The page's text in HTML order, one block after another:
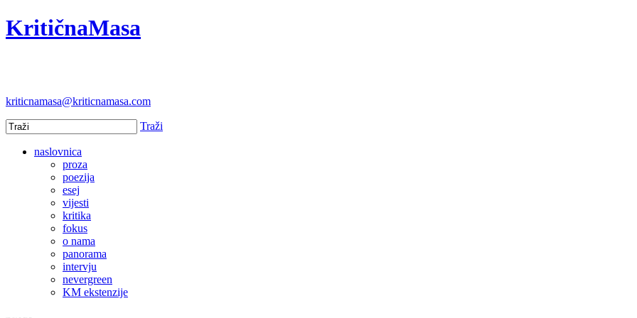
KritičnaMasa
kriticnamasa@kriticnamasa.com
Traži
naslovnica
proza
poezija
esej
vijesti
kritika
fokus
o nama
panorama
intervju
nevergreen
KM ekstenzije